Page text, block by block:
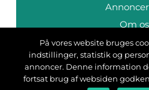
Om os
Kontakt
På vores website bruges
indstillinger, statistik og
annoncer. Denne information
fortsat brug af websiden